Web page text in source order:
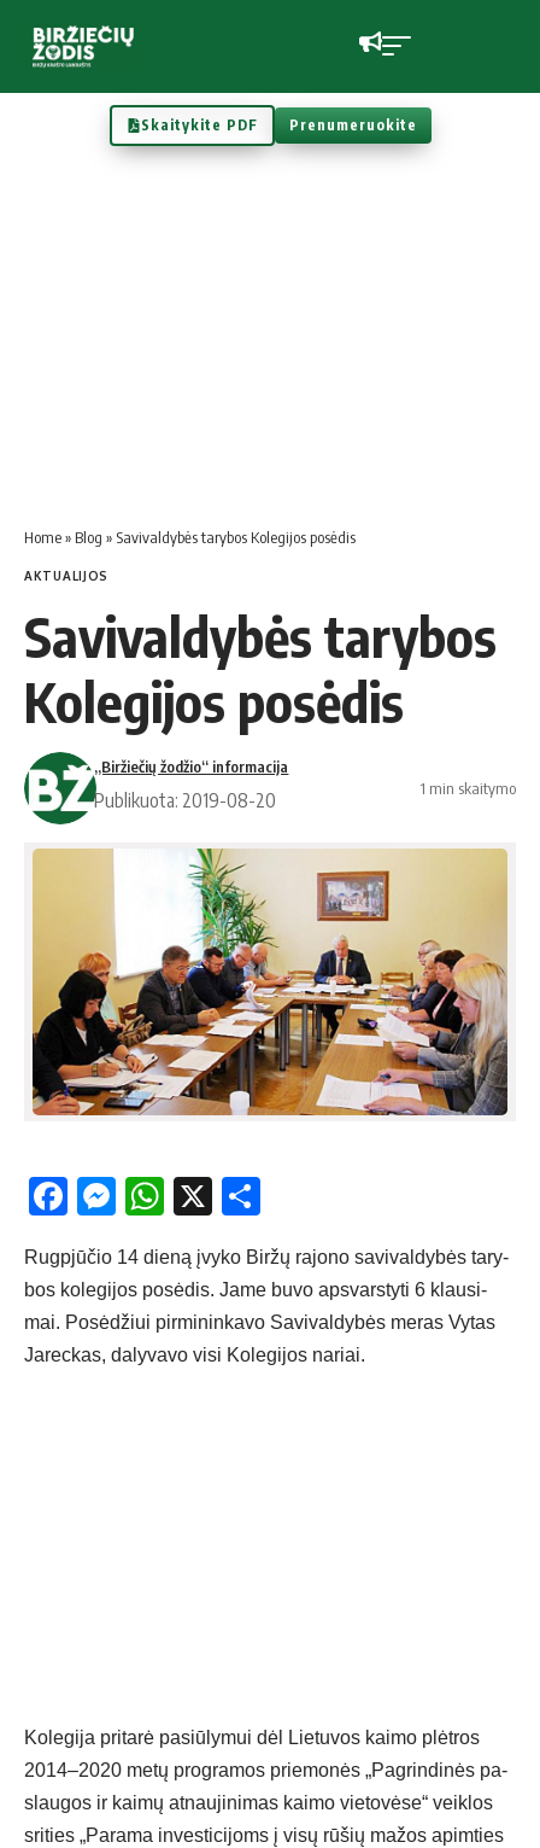
Skaitykite PDF Prenumeruokite
Home» Blog » Savivaldybės tarybos Kolegijos posėdis
AKTUALIJOS
Savivaldybės tarybos
Kolegijos posėdis
„Biržiečių žodžio“ informacija
Publikuota: 2019-08-20
1 min skaitymo
Facebook
Messenger
WhatsApp
X
Rugp­jū­čio 14 die­ną įvy­ko Bir­žų ra­jo­no sa­vi­val­dy­bės ta­ry­
bos ko­le­gi­jos po­sė­dis. Ja­me bu­vo ap­svars­ty­ti 6 klau­si­
mai. Po­sė­džiui pir­mi­nin­ka­vo Sa­vi­val­dy­bės me­ras Vy­tas
Ja­rec­kas, da­ly­va­vo vi­si Ko­le­gi­jos na­riai.
Ko­le­gi­ja pri­ta­rė pa­siū­ly­mui dėl Lie­tu­vos kai­mo plėt­ros
2014–2020 me­tų pro­gra­mos prie­mo­nės „Pag­rin­di­nės pa­
slau­gos ir kai­mų at­nau­ji­ni­mas kai­mo vie­to­vė­se“ veik­los
sri­ties „Pa­ra­ma in­ves­ti­ci­joms į vi­sų rū­šių ma­žos apim­ties